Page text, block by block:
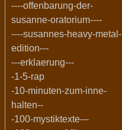
----offenbarung-der-
susanne-oratorium----
----susannes-heavy-metal-
edition---
---erklaerung---
-1-5-rap
-10-minuten-zum-inne-
halten--
-100-mystiktexte---